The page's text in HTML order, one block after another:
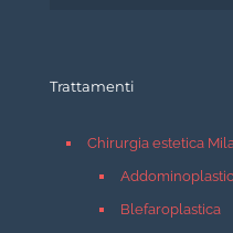
Trattamenti
Chirurgia estetica
Blefaroplastica